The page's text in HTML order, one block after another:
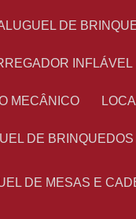
ALUGUEL DE
INFLÁVEL
MECÂNICO
DE
DE MESAS E